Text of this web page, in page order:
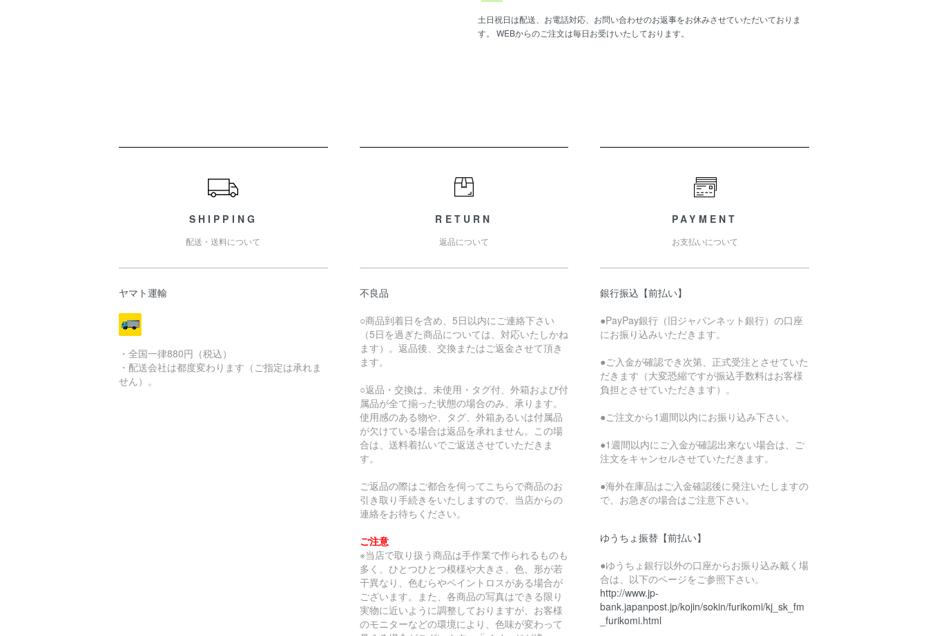
土日祝日は配送、お電話対応、お問い合わせのお返事をお休みさせていただいておりま
す。 WEBからのご注文は毎日お受けいたしております。
SHIPPING
配送・送料について
ヤマト運輸
・全国一律880円（税込）
・配送会社は都度変わります（ご指定は承れま
せん）。
RETURN
返品について
不良品
○商品到着日を含め、5日以内にご連絡下さい
（5日を過ぎた商品については、対応いたしかね
ます）。返品後、交換またはご返金させて頂き
ます。
○返品・交換は、未使用・タグ付、外箱および付
属品が全て揃った状態の場合のみ、承ります。
使用感のある物や、タグ、外箱あるいは付属品
が欠けている場合は返品を承れません。この場
合は、送料着払いでご返送させていただきま
す。
ご返品の際はご都合を伺ってこちらで商品のお
引き取り手続きをいたしますので、当店からの
連絡をお待ちください。
ご注意
※当店で取り扱う商品は手作業で作られるものも
多く、ひとつひとつ模様や大きさ、色、形が若
干異なり、色むらやペイントロスがある場合が
ございます。また、各商品の写真はできる限り
実物に近いように調整しておりますが、お客様
のモニターなどの環境により、色味が変わって
PAYMENT
お支払いについて
銀行振込【前払い】
●PayPay銀行（旧ジャパンネット銀行）の口座
にお振り込みいただきます。
●ご入金が確認でき次第、正式受注とさせていた
だきます（大変恐縮ですが振込手数料はお客様
負担とさせていただきます）。
●ご注文から1週間以内にお振り込み下さい。
●1週間以内にご入金が確認出来ない場合は、ご
注文をキャンセルさせていただきます。
●海外在庫品はご入金確認後に発注いたしますの
で、お急ぎの場合はご注意下さい。
ゆうちょ振替【前払い】
●ゆうちょ銀行以外の口座からお振り込み戴く場
合は、以下のページをご参照下さい。
http://www.jp-
bank.japanpost.jp/kojin/sokin/furikomi/kj_sk_fm
_furikomi.html